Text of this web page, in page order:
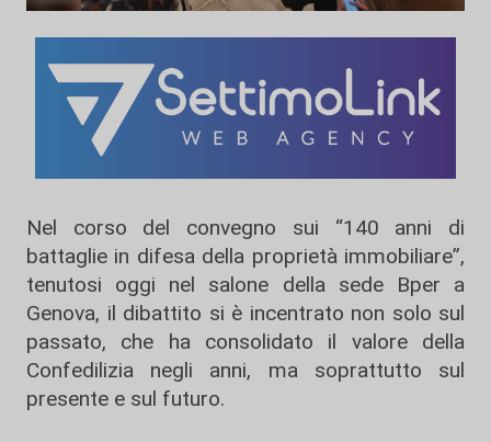
Nel corso del convegno sui “140 anni di
battaglie in difesa della proprietà immobiliare”,
tenutosi oggi nel salone della sede Bper a
Genova, il dibattito si è incentrato non solo sul
passato, che ha consolidato il valore della
Confedilizia negli anni, ma soprattutto sul
presente e sul futuro.